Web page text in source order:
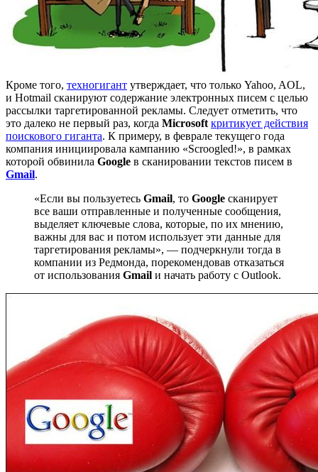
Кроме того, техногигант утверждает, что только Yahoo, AOL,
и Hotmail сканируют содержание электронных писем с целью
рассылки таргетированной рекламы. Следует отметить, что
это далеко не первый раз, когда Microsoft критикует действия
поискового гиганта. К примеру, в феврале текущего года
компания инициировала кампанию «Scroogled!», в рамках
которой обвинила Google в сканировании текстов писем в
Gmail.
«Если вы пользуетесь Gmail, то Google сканирует
все ваши отправленные и полученные сообщения,
выделяет ключевые слова, которые, по их мнению,
важны для вас и потом использует эти данные для
таргетирования рекламы», — подчеркнули тогда в
компании из Редмонда, порекомендовав отказаться
от использования Gmail и начать работу с Outlook.